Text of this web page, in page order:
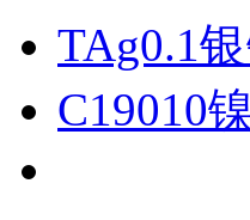
TAg0.1
C19010